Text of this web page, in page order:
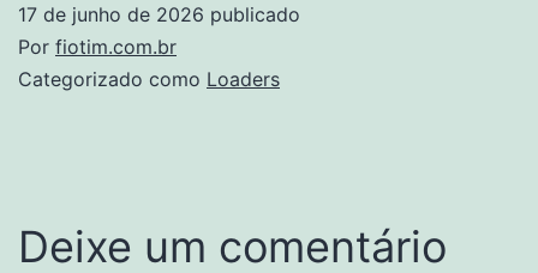
17 de junho de 2026 publicado
Por fiotim.com.br
Categorizado como Loaders
Deixe um comentário